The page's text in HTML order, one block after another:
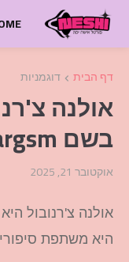
דף הבית דוגמניות
אולנה
בשם alyona.argsm
אוקטובר 21, 2025
היא משתפת